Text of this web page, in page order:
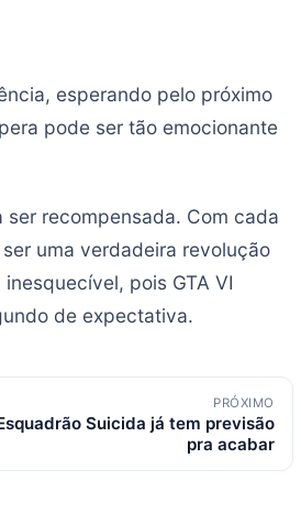
esperando pelo próximo
pode ser tão emocionante
ser recompensada. Com cada
uma verdadeira revolução
pois GTA VI
de expectativa.
PRÓXIMO
Suicida já tem previsão
pra acabar